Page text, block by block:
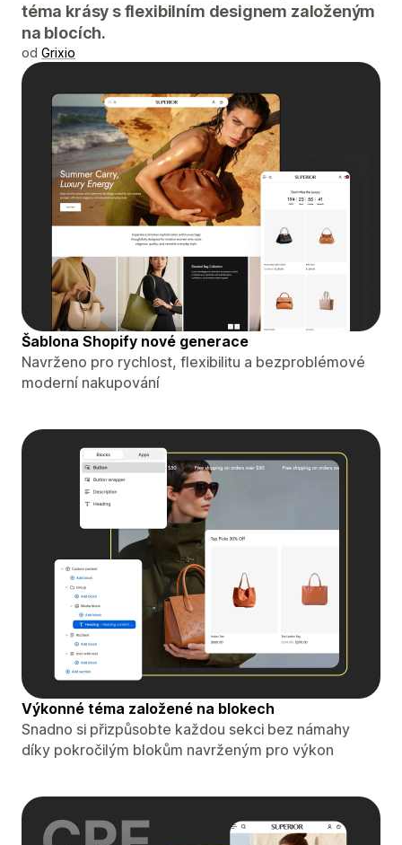
téma krásy s flexibilním designem založeným
na blocích.
od Grixio
Šablona Shopify nové generace
Navrženo pro rychlost, flexibilitu a bezproblémové
moderní nakupování
Výkonné téma založené na blokech
Snadno si přizpůsobte každou sekci bez námahy
díky pokročilým blokům navrženým pro výkon